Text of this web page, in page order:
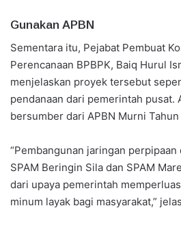
Gunakan APBN
Sementara itu, Pejabat Pembuat
Perencanaan BPBPK, Baiq Hurul
menjelaskan proyek tersebut
pendanaan dari pemerintah pusat.
bersumber dari APBN Murni
“Pembangunan jaringan
SPAM Beringin Sila dan SPAM
dari upaya pemerintah
minum layak bagi masyarakat,”